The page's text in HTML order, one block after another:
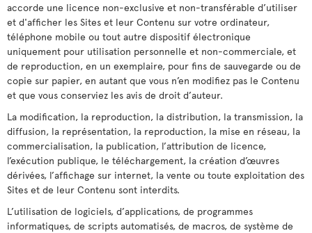
accorde une licence non-exclusive et non-transférable d’utiliser
et d'afficher les Sites et leur Contenu sur votre ordinateur,
téléphone mobile ou tout autre dispositif électronique
uniquement pour utilisation personnelle et non-commerciale, et
de reproduction, en un exemplaire, pour fins de sauvegarde ou de
copie sur papier, en autant que vous n’en modifiez pas le Contenu
et que vous conserviez les avis de droit d’auteur.
La modification, la reproduction, la distribution, la transmission, la
diffusion, la représentation, la reproduction, la mise en réseau, la
commercialisation, la publication, l’attribution de licence,
l’exécution publique, le téléchargement, la création d’œuvres
dérivées, l’affichage sur internet, la vente ou toute exploitation des
Sites et de leur Contenu sont interdits.
L’utilisation de logiciels, d’applications, de programmes
informatiques, de scripts automatisés, de macros, de système de